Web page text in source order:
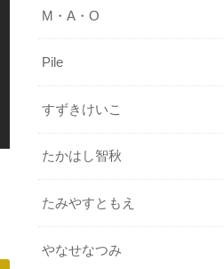
M・A・O
Pile
すずきけいこ
たかはし智秋
たみやすともえ
やなせなつみ